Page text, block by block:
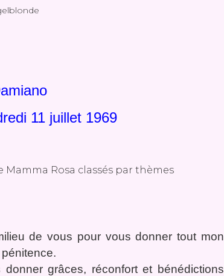
11 juillet 1969
de vous pour vous donner tout mon
grâces, réconfort et bénédictions